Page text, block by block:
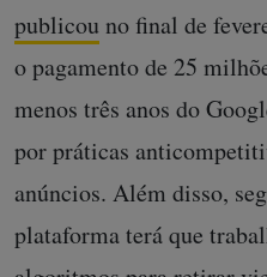
publicou no final de
o pagamento de 25
menos três anos do
por práticas
anúncios. Além disso,
plataforma terá que